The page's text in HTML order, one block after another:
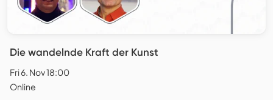
Die wandelnde Kraft der Kunst
Fri 6. Nov 18:00
Online